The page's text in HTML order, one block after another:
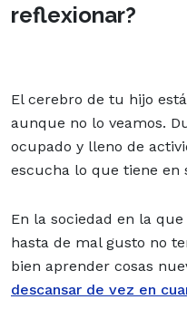
reflexionar?
El cerebro de tu hijo
aunque no lo veamos.
ocupado y lleno de
escucha lo que tiene en
En la sociedad en la
hasta de mal gusto no
bien aprender cosas
descansar de vez en